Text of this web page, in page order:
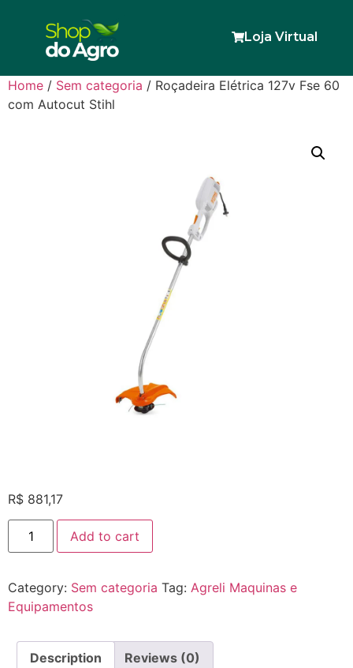
Loja Virtual
Home / Sem categoria / Roçadeira Elétrica 127v Fse 60
com Autocut Stihl
R$ 881,17
Add to cart
Category: Sem categoria Tag: Agreli Maquinas e
Equipamentos
Description Reviews (0)